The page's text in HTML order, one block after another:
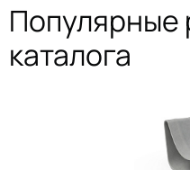
Популярные
каталога